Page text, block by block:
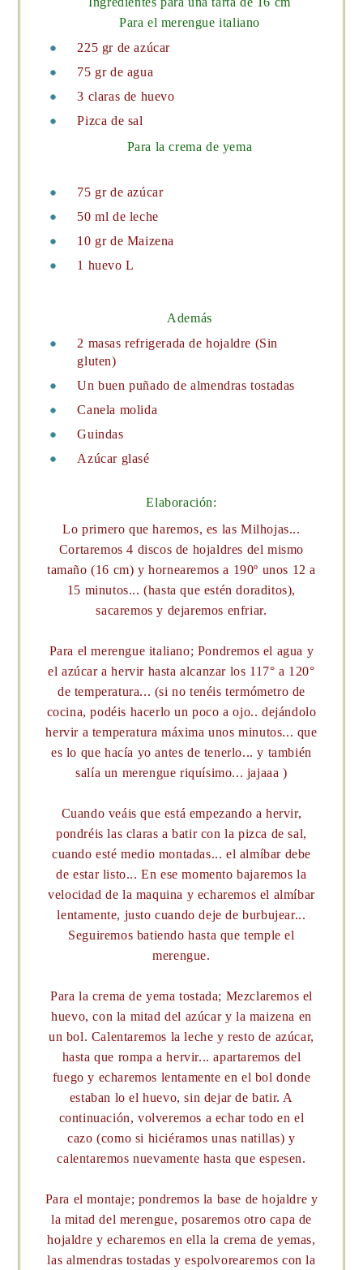
Para el merengue italiano
225 gr de azúcar
75 gr de agua
3 claras de huevo
Pizca de sal
Para la crema de yema
75 gr de azúcar
50 ml de leche
10 gr de Maizena
1 huevo L
Además
2 masas refrigerada de hojaldre (Sin
gluten)
Un buen puñado de almendras tostadas
Canela molida
Guindas
Azúcar glasé
Elaboración:
Lo primero que haremos, es las Milhojas...
Cortaremos 4 discos de hojaldres del mismo
tamaño (16 cm) y hornearemos a 190º unos 12 a
15 minutos... (hasta que estén doraditos),
sacaremos y dejaremos enfriar.
Para el merengue italiano; Pondremos el agua y
el azúcar a hervir hasta alcanzar los 117° a 120°
de temperatura... (si no tenéis termómetro de
cocina, podéis hacerlo un poco a ojo.. dejándolo
hervir a temperatura máxima unos minutos... que
es lo que hacía yo antes de tenerlo... y también
salía un merengue riquísimo... jajaaa )
Cuando veáis que está empezando a hervir,
pondréis las claras a batir con la pizca de sal,
cuando esté medio montadas... el almíbar debe
de estar listo... En ese momento bajaremos la
velocidad de la maquina y echaremos el almíbar
lentamente, justo cuando deje de burbujear...
Seguiremos batiendo hasta que temple el
merengue.
Para la crema de yema tostada; Mezclaremos el
huevo, con la mitad del azúcar y la maizena en
un bol. Calentaremos la leche y resto de azúcar,
hasta que rompa a hervir... apartaremos del
fuego y echaremos lentamente en el bol donde
estaban lo el huevo, sin dejar de batir. A
continuación, volveremos a echar todo en el
cazo (como si hiciéramos unas natillas) y
calentaremos nuevamente hasta que espesen.
Para el montaje; pondremos la base de hojaldre y
la mitad del merengue, posaremos otro capa de
hojaldre y echaremos en ella la crema de yemas,
las almendras tostadas y espolvorearemos con la